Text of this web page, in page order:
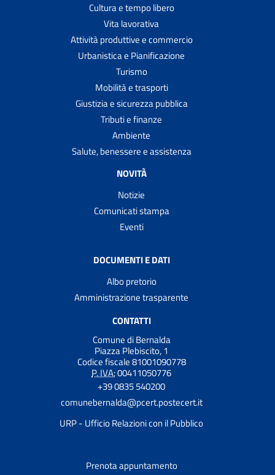
Cultura e tempo libero
Vita lavorativa
Attività produttive e commercio
Urbanistica e Pianificazione
Turismo
Mobilità e trasporti
Giustizia e sicurezza pubblica
Tributi e finanze
Ambiente
Salute, benessere e assistenza
NOVITÀ
Notizie
Comunicati stampa
Eventi
DOCUMENTI E DATI
Albo pretorio
Amministrazione trasparente
CONTATTI
Comune di Bernalda
Piazza Plebiscito, 1
Codice fiscale 81001090778
P. IVA:00411050776
+39 0835 540200
comunebernalda@pcert.postecert.it
URP - Ufficio Relazioni con il Pubblico
Prenota appuntamento